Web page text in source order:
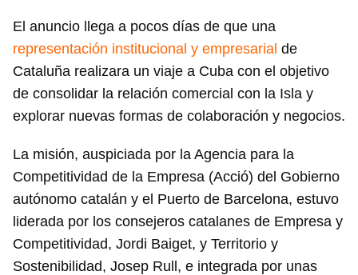
El anuncio llega a pocos días de que una
representación institucional y empresarial de
Cataluña realizara un viaje a Cuba con el objetivo
de consolidar la relación comercial con la Isla y
explorar nuevas formas de colaboración y negocios.
La misión, auspiciada por la Agencia para la
Competitividad de la Empresa (Acció) del Gobierno
autónomo catalán y el Puerto de Barcelona, estuvo
liderada por los consejeros catalanes de Empresa y
Competitividad, Jordi Baiget, y Territorio y
Sostenibilidad, Josep Rull, e integrada por unas